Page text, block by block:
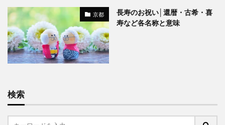
京都
長寿のお祝い│還暦・古希・喜
寿など各名称と意味
検索